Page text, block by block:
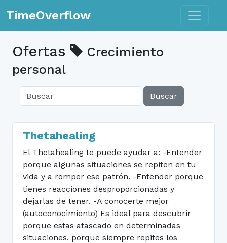
TimeOverflow Toggle
Ofertas
Crecimiento
personal
Buscar
Thetahealing
El Thetahealing te puede ayudar a: -Entender
porque algunas situaciones se repiten en tu
vida y a romper ese patrón. -Entender porque
tienes reacciones desproporcionadas y
dejarlas de tener. -A conocerte mejor
(autoconocimiento) Es ideal para descubrir
porque estas atascado en determinadas
situaciones, porque siempre repites los